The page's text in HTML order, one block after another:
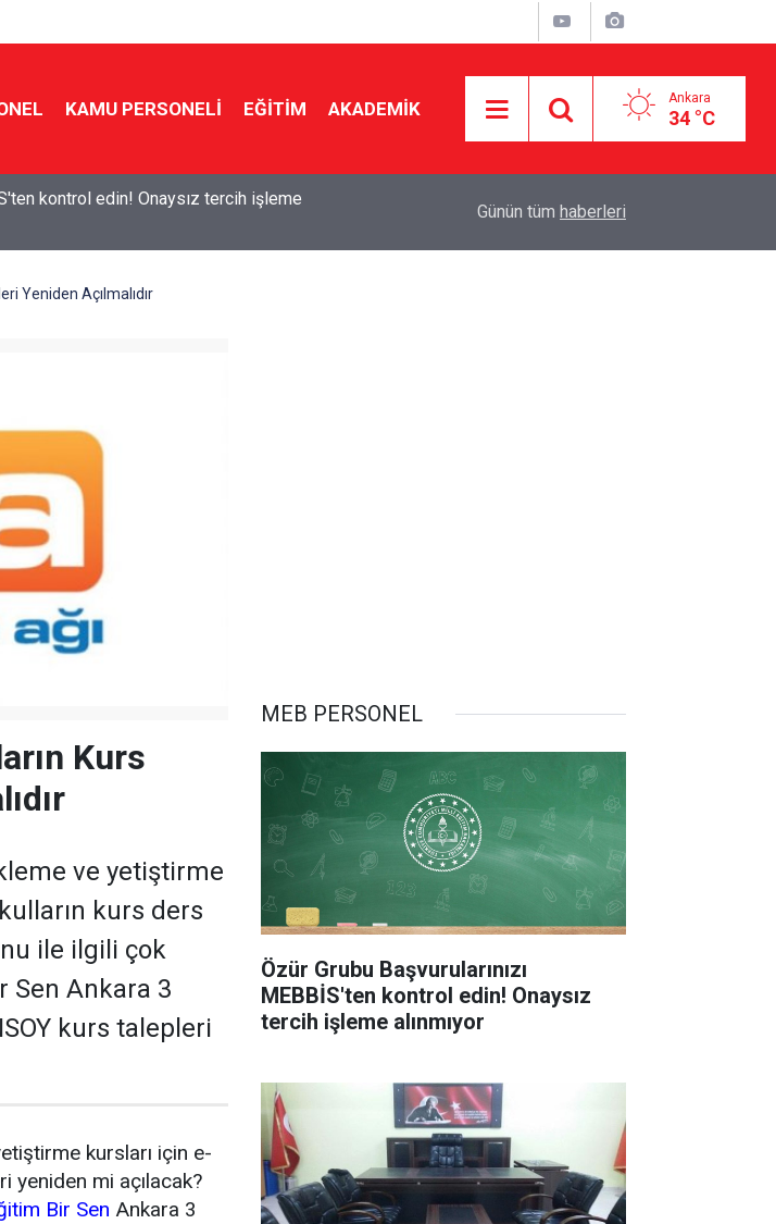
KAMU PERSONELİ EĞİTİM AKADEMİK Ankara
34 °C
kritere göre sınıf dağıtımı yapılacak Okul Liderliğinde Karakter ve Donanımın
Günün tüm haberleri
Yeniden Açılmalıdır
Kurs
ve yetiştirme
kurs ders
ile ilgili çok
Sen Ankara 3
kurs talepleri
kursları için e-
yeniden mi açılacak?
Bir Sen Ankara 3
MEB PERSONEL
Özür Grubu Başvurularınızı
MEBBİS'ten kontrol edin! Onaysız
tercih işleme alınmıyor